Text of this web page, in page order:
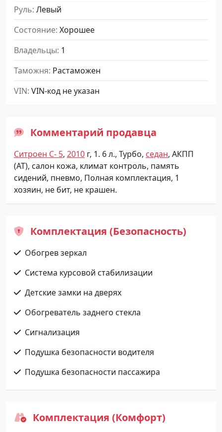
Руль Левый
Состояние Хорошее
Владельцы 1
Таможня Растаможен
VIN VIN-код не указан
Комментарий продавца
Ситроен С- 5, 2010 г, 1. 6 л., Турбо, седан, АКПП
(АТ), салон кожа, климат контроль, память
сидений, пневмо, Полная комплектация, 1
хозяин, не бит, не крашен.
Комплектация (Безопасность)
Обогрев зеркал
Система курсовой стабилизации
Детские замки на дверях
Обогреватель заднего стекла
Сигнализация
Подушка безопасности водителя
Подушка безопасности пассажира
Комплектация (Комфорт)